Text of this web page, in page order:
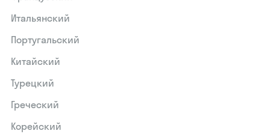
Итальянский
Португальский
Китайский
Турецкий
Греческий
Корейский